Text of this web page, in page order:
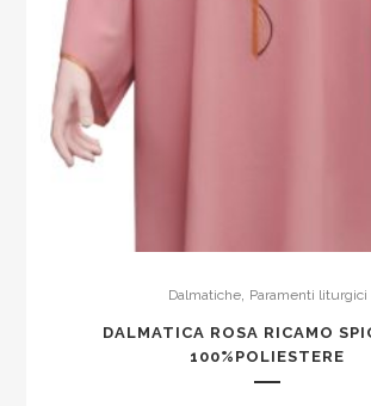
Dalmatiche, Paramenti liturgici
DALMATICA ROSA RICAMO
100%POLIESTERE